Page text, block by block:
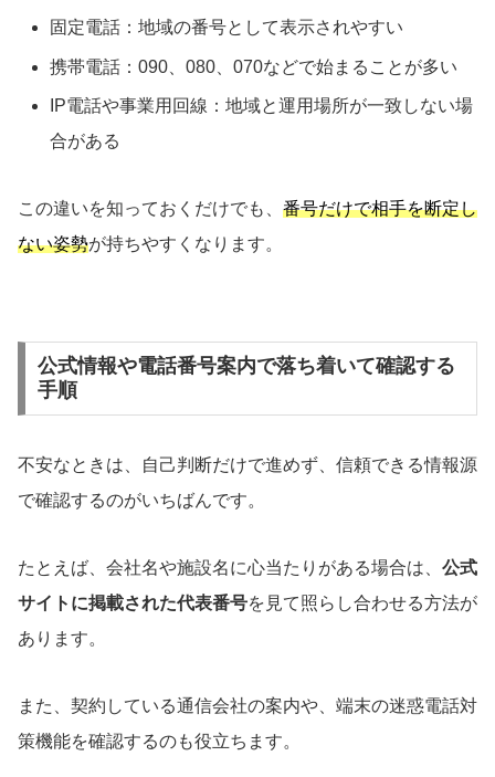
固定電話：地域の番号として表示されやすい
携帯電話：090、080、070などで始まることが多い
IP電話や事業用回線：地域と運用場所が一致しない場
合がある
この違いを知っておくだけでも、 番号だけで相手を断定し
ない姿勢が持ちやすくなります。
公式情報や電話番号案内で落ち着いて確認する
手順
不安なときは、自己判断だけで進めず、信頼できる情報源
で確認するのがいちばんです。
たとえば、会社名や施設名に心当たりがある場合は、 公式
サイトに掲載された代表番号を見て照らし合わせる方法が
あります。
また、契約している通信会社の案内や、端末の迷惑電話対
策機能を確認するのも役立ちます。